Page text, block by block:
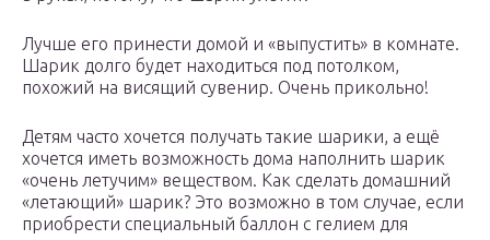
Лучше его принести домой и «выпустить» в комнате.
Шарик долго будет находиться под потолком,
похожий на висящий сувенир. Очень прикольно!
Детям часто хочется получать такие шарики, а ещё
хочется иметь возможность дома наполнить шарик
«очень летучим» веществом. Как сделать домашний
«летающий» шарик? Это возможно в том случае, если
приобрести специальный баллон с гелием для